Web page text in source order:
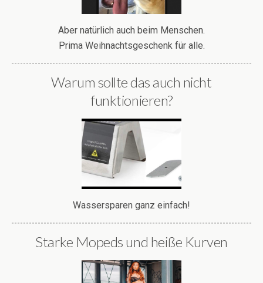
Aber natürlich auch beim Menschen.
Prima Weihnachtsgeschenk für alle.
Warum sollte das auch nicht
funktionieren?
Wassersparen ganz einfach!
Starke Mopeds und heiße Kurven